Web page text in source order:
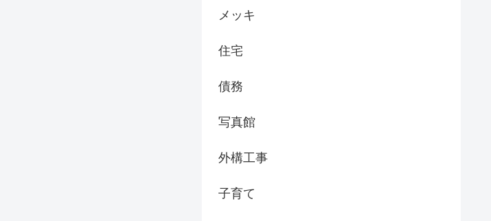
メッキ
住宅
債務
写真館
外構工事
子育て